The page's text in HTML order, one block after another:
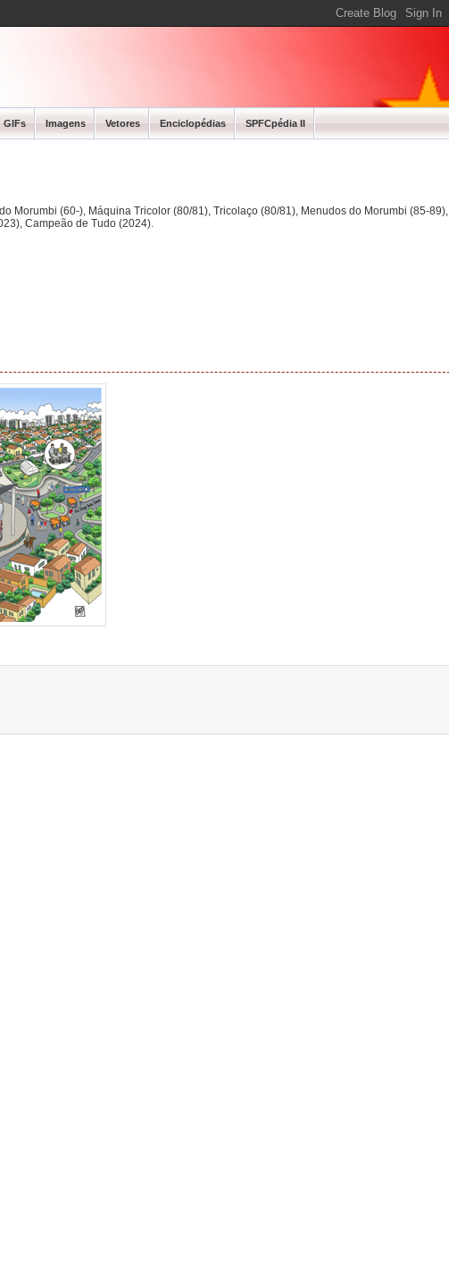
GIFs Imagens Vetores Enciclopédias SPFCpédia II
Morumbi (60-), Máquina Tricolor (80/81), Tricolaço (80/81), Menudos do Morumbi (85-
Campeão de Tudo (2024).